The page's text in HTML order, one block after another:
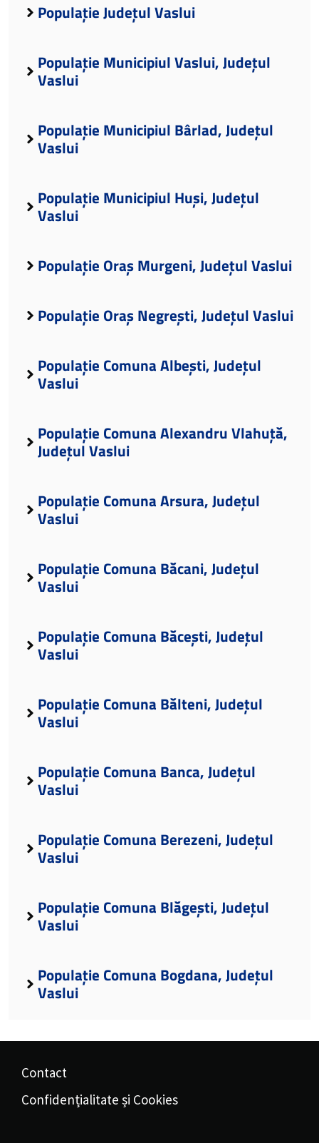
Populație Județul Vaslui
Populație Municipiul Vaslui, Județul
Vaslui
Populație Municipiul Bârlad, Județul
Vaslui
Populație Municipiul Huși, Județul
Vaslui
Populație Oraș Murgeni, Județul Vaslui
Populație Oraș Negrești, Județul Vaslui
Populație Comuna Albești, Județul
Vaslui
Populație Comuna Alexandru Vlahuță,
Județul Vaslui
Populație Comuna Arsura, Județul
Vaslui
Populație Comuna Băcani, Județul
Vaslui
Populație Comuna Băcești, Județul
Vaslui
Populație Comuna Bălteni, Județul
Vaslui
Populație Comuna Banca, Județul
Vaslui
Populație Comuna Berezeni, Județul
Vaslui
Populație Comuna Blăgești, Județul
Vaslui
Populație Comuna Bogdana, Județul
Vaslui
Contact
Confidențialitate și Cookies